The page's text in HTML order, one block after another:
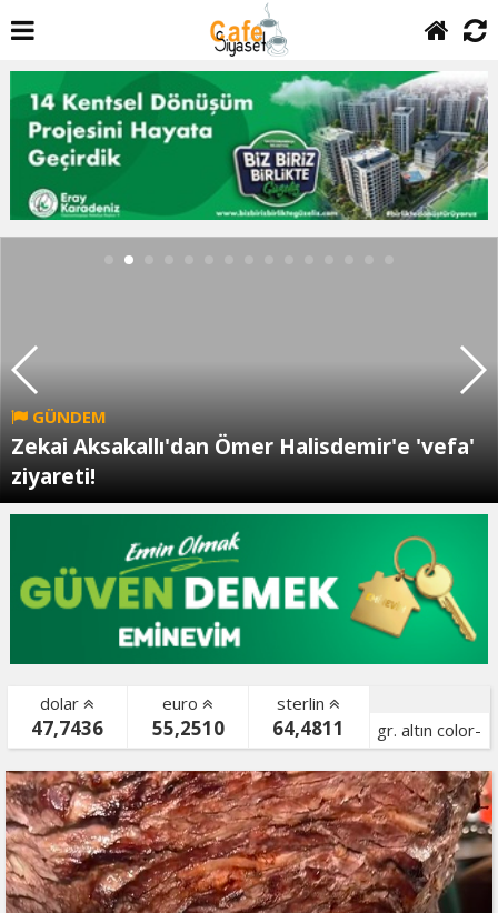
GÜNDEM
Zekai Aksakallı'dan Ömer Halisdemir'e 'vefa'
ziyareti!
dolar
47,7436
euro
55,2510
sterlin
64,4811
gr. altın color-
bist color-